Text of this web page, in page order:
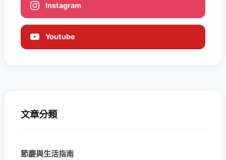
Instagram
Youtube
文章分類
節慶與生活指南